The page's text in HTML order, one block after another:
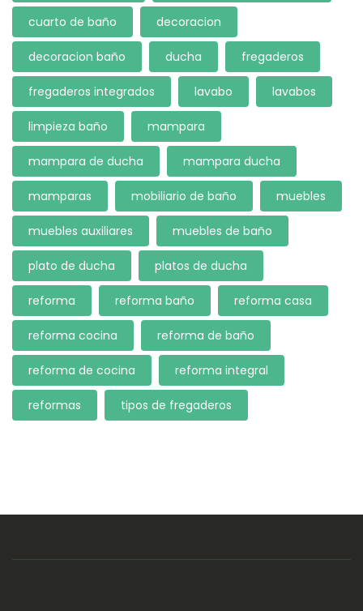
cuarto de baño decoracion
decoracion baño ducha fregaderos
fregaderos integrados lavabo lavabos
limpieza baño mampara
mampara de ducha mampara ducha
mamparas mobiliario de baño muebles
muebles auxiliares muebles de baño
plato de ducha platos de ducha
reforma reforma baño reforma casa
reforma cocina reforma de baño
reforma de cocina reforma integral
reformas tipos de fregaderos